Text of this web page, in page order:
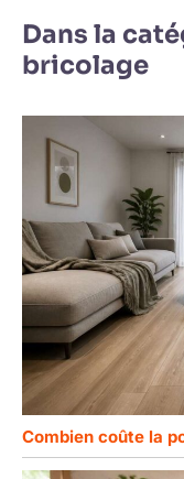
Dans la
bricolage
Combien coûte la